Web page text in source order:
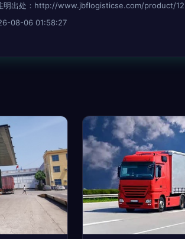
明出处：http://www.jbflogisticse.com/product/
08-06 01:58:27